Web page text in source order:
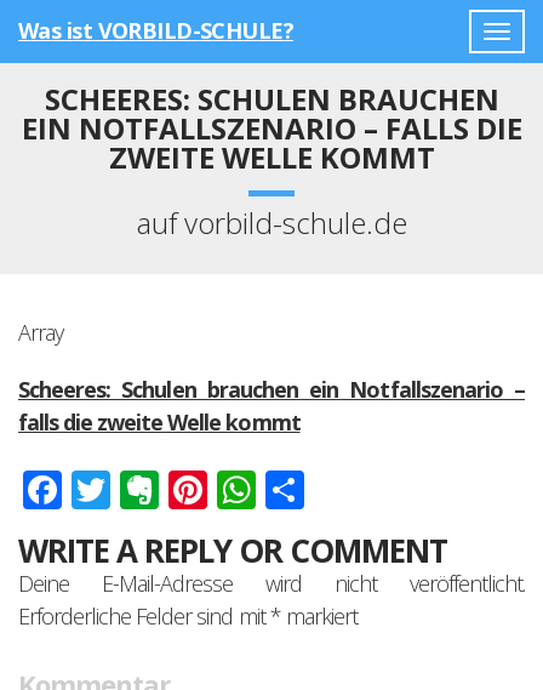
Was ist VORBILD-SCHULE?
SCHEERES: SCHULEN BRAUCHEN
EIN NOTFALLSZENARIO – FALLS DIE
ZWEITE WELLE KOMMT
auf vorbild-schule.de
Array
Scheeres: Schulen brauchen ein Notfallszenario –
falls die zweite Welle kommt
Facebook
Twitter
Evernote
Pinterest
WhatsApp
WRITE A REPLY OR COMMENT
Deine E-Mail-Adresse wird nicht veröffentlicht.
Erforderliche Felder sind mit*markiert